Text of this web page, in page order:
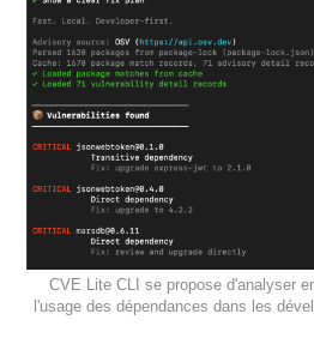
CVE Lite CLI se propose d'analyser
l'usage des dépendances dans les